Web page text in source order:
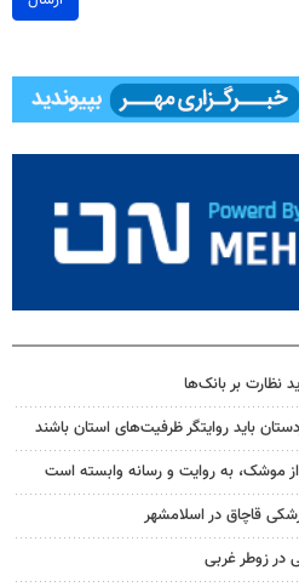
نظارت بر بانک‌ها
باید روایتگر ظرفیت‌های استان باشند
موشک، به روایت و رسانه وابسته است